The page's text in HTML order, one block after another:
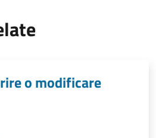
o modificare